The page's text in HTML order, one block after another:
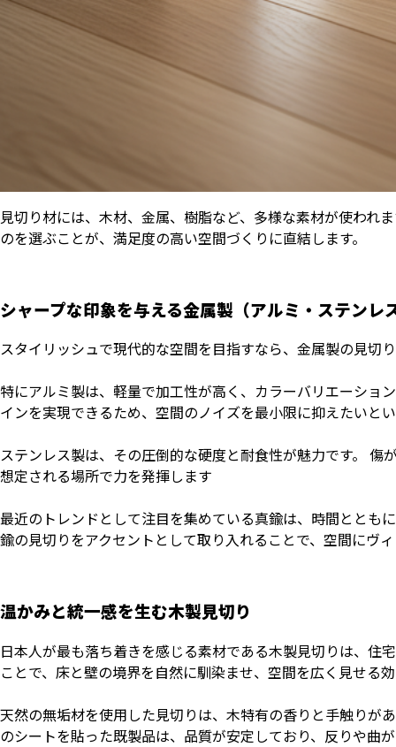
見切り材には、木材、金属、樹脂など、多様な素材が使われ
のを選ぶことが、満足度の高い空間づくりに直結します。
シャープな印象を与える金属製（アルミ・ステンレ
スタイリッシュで現代的な空間を目指すなら、金属製の見切
特にアルミ製は、軽量で加工性が高く、カラーバリエーショ
インを実現できるため、空間のノイズを最小限に抑えたいと
ステンレス製は、その圧倒的な硬度と耐食性が魅力です。
想定される場所で力を発揮します
最近のトレンドとして注目を集めている真鍮は、時間ととも
鍮の見切りをアクセントとして取り入れることで、空間にヴ
温かみと統一感を生む木製見切り
日本人が最も落ち着きを感じる素材である木製見切りは、住
ことで、床と壁の境界を自然に馴染ませ、空間を広く見せる
天然の無垢材を使用した見切りは、木特有の香りと手触りが
のシートを貼った既製品は、品質が安定しており、反りや曲